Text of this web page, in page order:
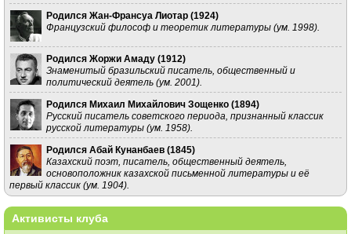
Родился Жан-Франсуа Лиотар (1924)
Французский философ и теоретик литературы (ум. 1998).
Родился Жоржи Амаду (1912)
Знаменитый бразильский писатель, общественный и
политический деятель (ум. 2001).
Родился Михаил Михайлович Зощенко (1894)
Русский писатель советского периода, признанный классик
русской литературы (ум. 1958).
Родился Абай Кунанбаев (1845)
Казахский поэт, писатель, общественный деятель,
основоположник казахской письменной литературы и её
первый классик (ум. 1904).
Активисты клуба